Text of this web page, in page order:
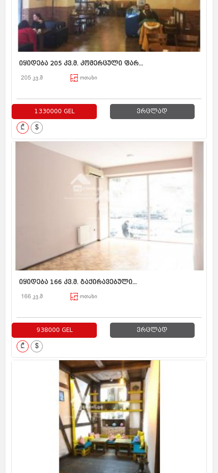
იყიდება 205 კვ.მ. კომერცული ფარ...
205 კვ.მ ოთახი
1330000 GEL ვრცლად
₾ $
იყიდება 166 კვ.მ. გაქირავებული...
166 კვ.მ ოთახი
938000 GEL ვრცლად
₾ $